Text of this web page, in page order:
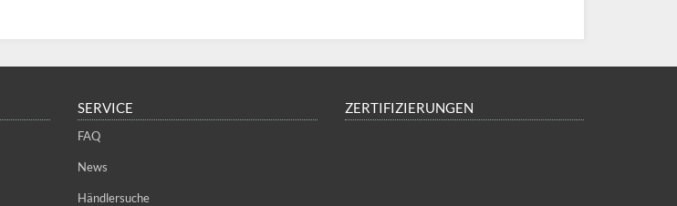
SERVICE
FAQ
News
Händlersuche
ZERTIFIZIERUNGEN